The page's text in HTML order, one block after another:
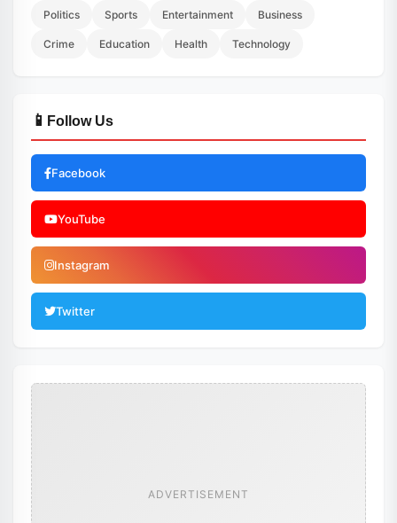
Politics Sports Entertainment Business
Crime Education Health Technology
📱 Follow Us
Facebook
YouTube
Instagram
Twitter
ADVERTISEMENT